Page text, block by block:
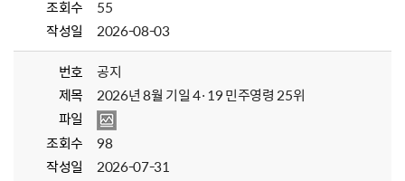
조회수
55
작성일
2026-08-03
번호
공지
제목
2026년 8월 기일 4·19 민주영령 25위
파일
조회수
98
작성일
2026-07-31